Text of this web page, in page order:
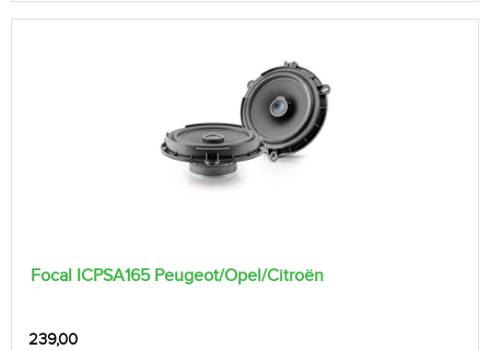
Focal ICPSA165 Peugeot/Opel/Citroën
239,00